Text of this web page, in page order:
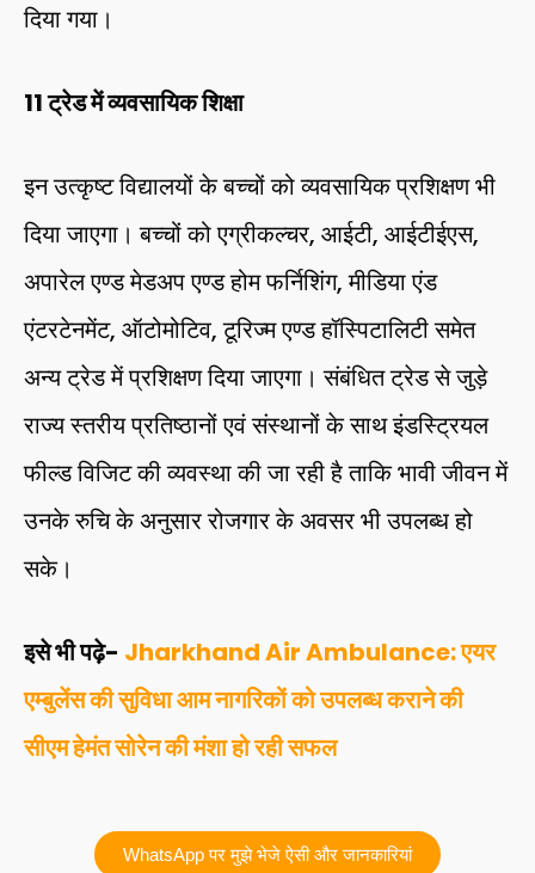
दिया गया।
11 ट्रेड में व्यवसायिक शिक्षा
इन उत्कृष्ट विद्यालयों के बच्चों को व्यवसायिक प्रशिक्षण भी
दिया जाएगा। बच्चों को एग्रीकल्चर, आईटी, आईटीईएस,
अपारेल एण्ड मेडअप एण्ड होम फर्निशिंग, मीडिया एंड
एंटरटेनमेंट, ऑटोमोटिव, टूरिज्म एण्ड हॉस्पिटालिटी समेत
अन्य ट्रेड में प्रशिक्षण दिया जाएगा। संबंधित ट्रेड से जुड़े
राज्य स्तरीय प्रतिष्ठानों एवं संस्थानों के साथ इंडस्ट्रियल
फील्ड विजिट की व्यवस्था की जा रही है ताकि भावी जीवन में
उनके रुचि के अनुसार रोजगार के अवसर भी उपलब्ध हो
सके।
इसे भी पढ़े- Jharkhand Air Ambulance: एयर
एम्बुलेंस की सुविधा आम नागरिकों को उपलब्ध कराने की
सीएम हेमंत सोरेन की मंशा हो रही सफल
WhatsApp पर मुझे भेजे ऐसी और जानकारियां